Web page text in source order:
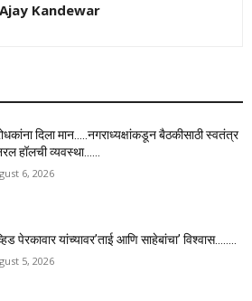
Ajay Kandewar
दिला मान…..नगराध्यक्षांकडून बैठकीसाठी स्वतंत्र
हॉलची व्यवस्था……
6, 2026
पेरकावार यांच्यावर’ताई आणि साहेबांचा’ विश्वास……..
5, 2026